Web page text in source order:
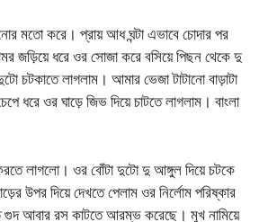
মতো করে। প্রায় আধ ঘন্টা এভাবে চোদার পর
জড়িয়ে ধরে ওর সোজা করে বসিয়ে পিছন থেকে দু
চটকাতে লাগলাম। আমার ভেজা টাটানো বাড়াটা
ধরে ওর ঘাড়ে জিভ দিয়ে চাটতে লাগলাম। বাংলা
লাগলো। ওর বোঁটা দুটো দু আঙ্গুল দিয়ে চটকে
উপর দিয়ে দেখতে পেলাম ওর নির্লোম পরিষ্কার
গুদ আবার রস কাটতে আরম্ভ করেছে। মুখ নামিয়ে